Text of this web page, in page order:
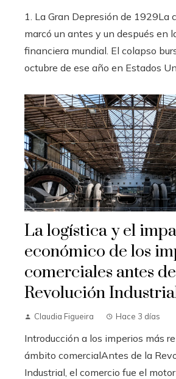
1. La Gran Depresión de 1929La
marcó un antes y un después en
financiera mundial. El colapso
octubre de ese año en Estados
La logística y el
económico de los
comerciales antes
Revolución
Claudia Figueira Hace 3 días
Introducción a los imperios más
ámbito comercialAntes de la
Industrial, el comercio fue el